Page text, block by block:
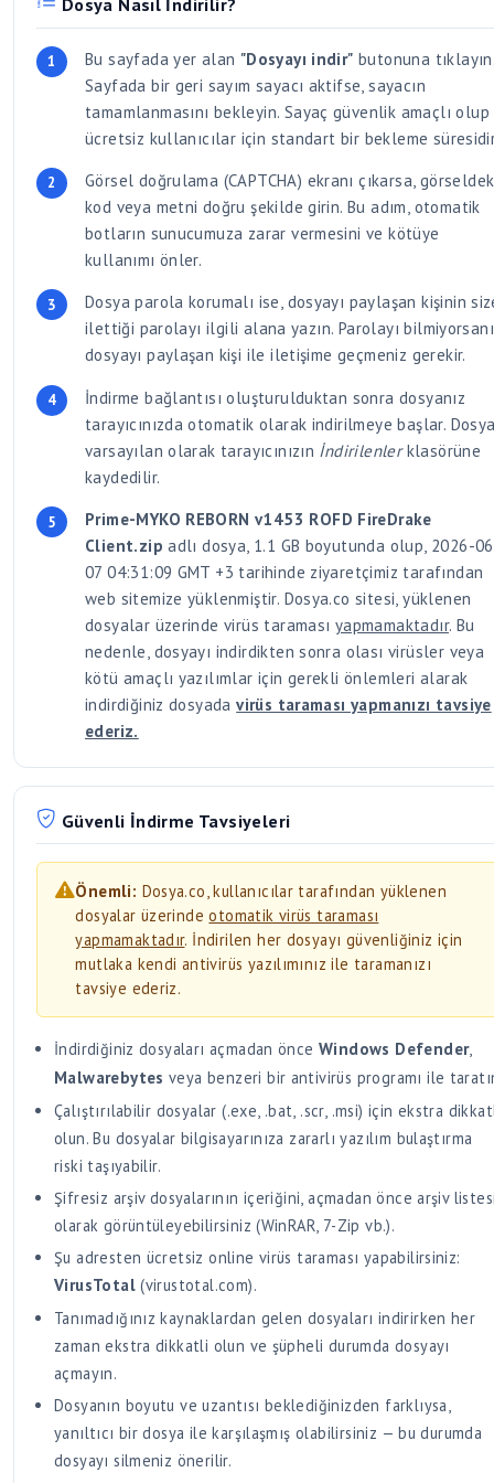
Dosya Nasıl İndirilir?
Bu sayfada yer alan "Dosyayı indir" butonuna
Sayfada bir geri sayım sayacı aktifse, sayacın
tamamlanmasını bekleyin. Sayaç güvenlik amaçlı olup
ücretsiz kullanıcılar için standart bir bekleme
Görsel doğrulama (CAPTCHA) ekranı çıkarsa,
kod veya metni doğru şekilde girin. Bu adım, otomatik
botların sunucumuza zarar vermesini ve kötüye
kullanımı önler.
Dosya parola korumalı ise, dosyayı paylaşan kişinin
ilettiği parolayı ilgili alana yazın. Parolayı
dosyayı paylaşan kişi ile iletişime geçmeniz gerekir.
İndirme bağlantısı oluşturulduktan sonra dosyanız
tarayıcınızda otomatik olarak indirilmeye başlar.
varsayılan olarak tarayıcınızın İndirilenlerklasörüne
kaydedilir.
Prime-MYKO REBORN v1453 ROFD FireDrake
Client.zip adlı dosya, 1.1 GB boyutunda olup, 2026-
07 04:31:09 GMT +3 tarihinde ziyaretçimiz tarafından
web sitemize yüklenmiştir. Dosya.co sitesi, yüklenen
dosyalar üzerinde virüs taraması yapmamaktadır. Bu
nedenle, dosyayı indirdikten sonra olası virüsler veya
kötü amaçlı yazılımlar için gerekli önlemleri alarak
indirdiğiniz dosyadavirüs taraması yapmanızı tavsiye
ederiz.
Güvenli İndirme Tavsiyeleri
Önemli: Dosya.co, kullanıcılar tarafından yüklenen
dosyalar üzerindeotomatik virüs taraması
yapmamaktadır. İndirilen her dosyayı güvenliğiniz için
mutlaka kendi antivirüs yazılımınız ile taramanızı
tavsiye ederiz.
İndirdiğiniz dosyaları açmadan önceWindows Defender,
Malwarebytes veya benzeri bir antivirüs programı ile
Çalıştırılabilir dosyalar (.exe, .bat, .scr, .msi) için ekstra
olun. Bu dosyalar bilgisayarınıza zararlı yazılım bulaştırma
riski taşıyabilir.
Şifresiz arşiv dosyalarının içeriğini, açmadan önce arşiv
olarak görüntüleyebilirsiniz (WinRAR, 7-Zip vb.).
Şu adresten ücretsiz online virüs taraması yapabilirsiniz:
VirusTotal(virustotal.com).
Tanımadığınız kaynaklardan gelen dosyaları indirirken her
zaman ekstra dikkatli olun ve şüpheli durumda dosyayı
açmayın.
Dosyanın boyutu ve uzantısı beklediğinizden farklıysa,
yanıltıcı bir dosya ile karşılaşmış olabilirsiniz — bu durumda
dosyayı silmeniz önerilir.